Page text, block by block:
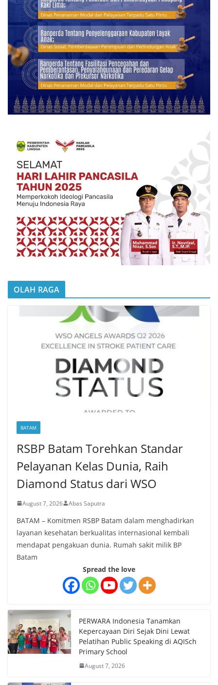
OLAH RAGA
BATAM
RSBP Batam Torehkan Standar
Pelayanan Kelas Dunia, Raih
Diamond Status dari WSO
August 7, 2026 Abas Saputra
BATAM – Komitmen RSBP Batam dalam menghadirkan
layanan kesehatan berkualitas internasional kembali
mendapat pengakuan dunia. Rumah sakit milik BP
Batam
Spread the love
PERWARA Indonesia Tanamkan
Kepercayaan Diri Sejak Dini Lewat
Pelatihan Public Speaking di AQISch
Primary School
August 7, 2026